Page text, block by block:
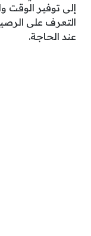
إلى توفير الوقت
التعرف على
عند الحاجة.